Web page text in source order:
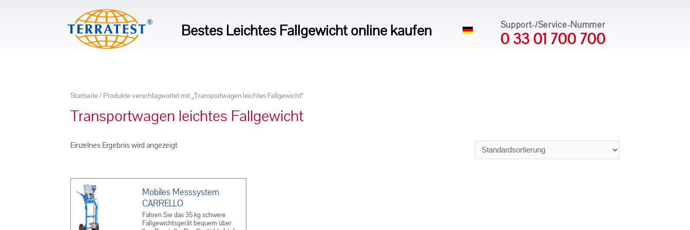
Bestes Leichtes Fallgewicht online kaufen Support-/Service-Nummer
0 33 01 700 700
Startseite/ Produkte verschlagwortet mit „Transportwagen leichtes Fallgewicht“
Transportwagen leichtes Fallgewicht
Einzelnes Ergebnis wird angezeigt
Mobiles Messsystem
CARRELLO
Fahren Sie das 35 kg schwere
Fallgewichtsgerät bequem über